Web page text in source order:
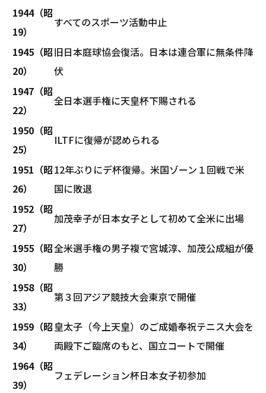
1944（昭
19）
すべてのスポーツ活動中止
1945（昭
20）
旧日本庭球協会復活。日本は連合軍に無条件降
伏
1947（昭
22）
全日本選手権に天皇杯下賜される
1950（昭
25）
ILTFに復帰が認められる
1951（昭
26）
12年ぶりにデ杯復帰。米国ゾーン１回戦で米
国に敗退
1952（昭
27）
加茂幸子が日本女子として初めて全米に出場
1955（昭
30）
全米選手権の男子複で宮城淳、加茂公成組が優
勝
1958（昭
33）
第３回アジア競技大会東京で開催
1959（昭
34）
皇太子（今上天皇）のご成婚奉祝テニス大会を
両殿下ご臨席のもと、国立コートで開催
1964（昭
39）
フェデレーション杯日本女子初参加